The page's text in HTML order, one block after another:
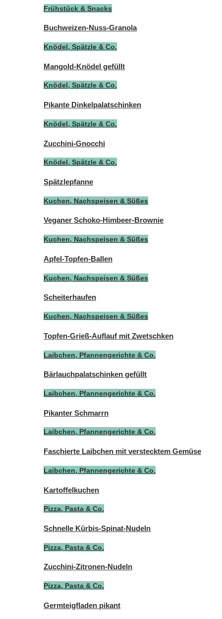
Frühstück & Snacks
Buchweizen-Nuss-Granola
Knödel, Spätzle & Co.
Mangold-Knödel gefüllt
Knödel, Spätzle & Co.
Pikante Dinkelpalatschinken
Knödel, Spätzle & Co.
Zucchini-Gnocchi
Knödel, Spätzle & Co.
Spätzlepfanne
Kuchen, Nachspeisen & Süßes
Veganer Schoko-Himbeer-Brownie
Kuchen, Nachspeisen & Süßes
Apfel-Topfen-Ballen
Kuchen, Nachspeisen & Süßes
Scheiterhaufen
Kuchen, Nachspeisen & Süßes
Topfen-Grieß-Auflauf mit Zwetschken
Laibchen, Pfannengerichte & Co.
Bärlauchpalatschinken gefüllt
Laibchen, Pfannengerichte & Co.
Pikanter Schmarrn
Laibchen, Pfannengerichte & Co.
Faschierte Laibchen mit verstecktem Gemüse
Laibchen, Pfannengerichte & Co.
Kartoffelkuchen
Pizza, Pasta & Co.
Schnelle Kürbis-Spinat-Nudeln
Pizza, Pasta & Co.
Zucchini-Zitronen-Nudeln
Pizza, Pasta & Co.
Germteigfladen pikant